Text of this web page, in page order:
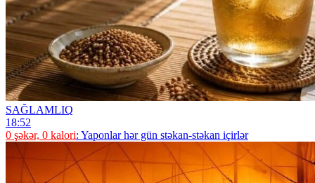
SAĞLAMLIQ
18:52
0 şəkər, 0 kalori: Yaponlar hər gün stəkan-stəkan içirlər